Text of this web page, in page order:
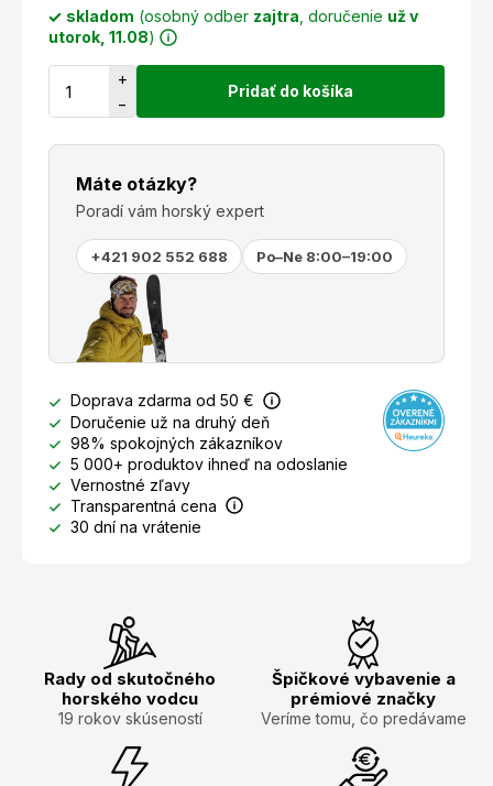
skladom (osobný odber zajtra , doručenie už v
utorok, 11.08)
+
−
Pridať do košíka
Máte otázky?
Poradí vám horský expert
+421 902 552 688 Po–Ne 8:00–19:00
Doprava zdarma od 50 €
Doručenie už na druhý deň
98% spokojných zákazníkov
5 000+ produktov ihneď na odoslanie
Vernostné zľavy
Transparentná cena
30 dní na vrátenie
Rady od skutočného
horského vodcu
19 rokov skúseností
Špičkové vybavenie a
prémiové značky
Veríme tomu, čo predávame